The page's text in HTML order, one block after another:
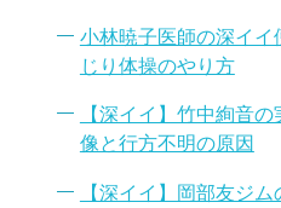
小林暁子医師の深イ
じり体操のやり方
【深イイ】竹中絢音
像と行方不明の原因
【深イイ】岡部友ジ